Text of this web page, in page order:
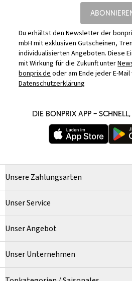
Du erhältst den Newsletter der
mbH mit exklusiven Gutscheinen,
individualisierten Angeboten. Diese
mit Wirkung für die Zukunft unter
bonprix.deoder am Ende jeder E-
Datenschutzerklärung
DIE BONPRIX APP –
Unsere Zahlungsarten
Unser Service
Unser Angebot
Unser Unternehmen